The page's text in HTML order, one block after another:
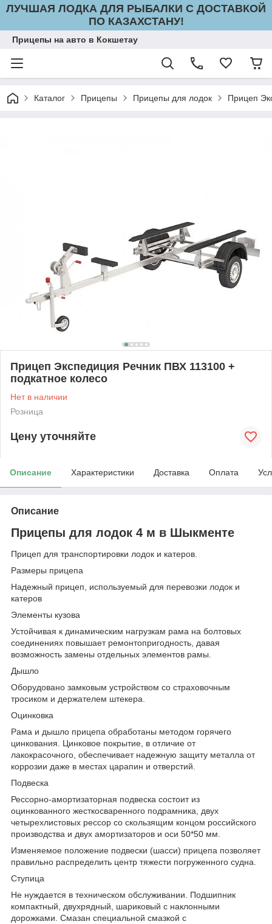
ЛУЧШАЯ ЛОДКА ДЛЯ РЫБАЛКИ С ДОСТАВКОЙ
ПО КАЗАХСТАНУ!
Прицепы на авто в Кокшетау
Каталог Прицепы Прицепы для лодок Прицеп
Прицеп Экспедиция Речник ПВХ 113100 +
подкатное колесо
Нет в наличии
Розница
Цену уточняйте
Описание Характеристики Доставка Оплата
Описание
Прицепы для лодок 4 м в Шыкменте
Прицеп для транспортировки лодок и катеров.
Размеры прицепа
Надежный прицеп, используемый для перевозки лодок и
катеров
Элементы кузова
Устойчивая к динамическим нагрузкам рама на болтовых
соединениях повышает ремонтопригодность, давая
возможность замены отдельных элементов рамы.
Дышло
Оборудовано замковым устройством со страховочным
тросиком и держателем штекера.
Оцинковка
Рама и дышло прицепа обработаны методом горячего
цинкования. Цинковое покрытие, в отличие от
лакокрасочного, обеспечивает надежную защиту металла от
коррозии даже в местах царапин и отверстий.
Подвеска
Рессорно-амортизаторная подвеска состоит из
оцинкованного жесткосваренного подрамника, двух
четырехлистовых рессор со скользящим концом российского
производства и двух амортизаторов и оси 50*50 мм.
Изменяемое положение подвески (шасси) прицепа позволяет
правильно распределить центр тяжести погруженного судна.
Ступица
Не нуждается в техническом обслуживании. Подшипник
компактный, двухрядный, шариковый с наклонными
дорожками. Смазан специальной смазкой с